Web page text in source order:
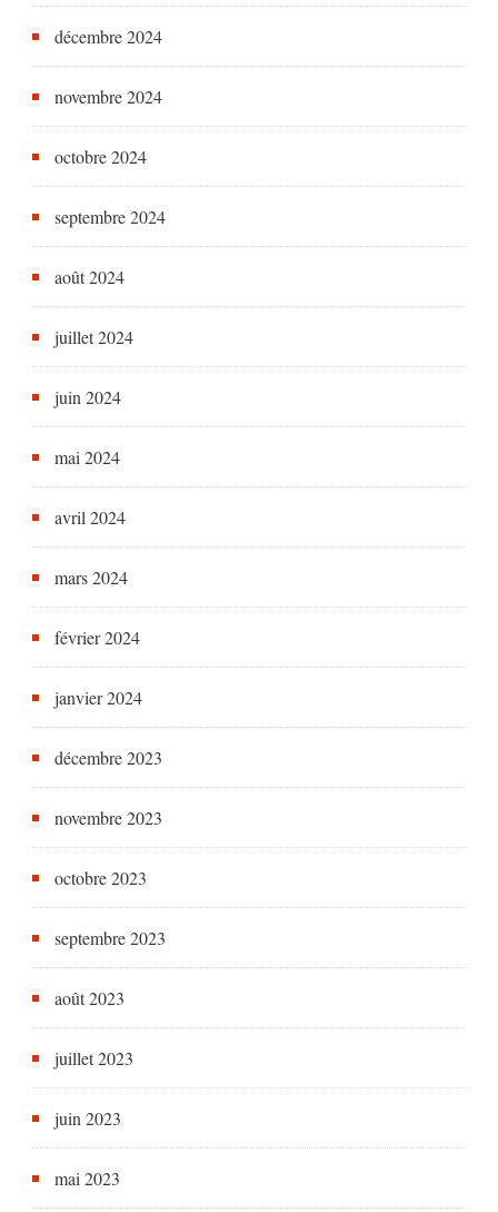
décembre 2024
novembre 2024
octobre 2024
septembre 2024
août 2024
juillet 2024
juin 2024
mai 2024
avril 2024
mars 2024
février 2024
janvier 2024
décembre 2023
novembre 2023
octobre 2023
septembre 2023
août 2023
juillet 2023
juin 2023
mai 2023